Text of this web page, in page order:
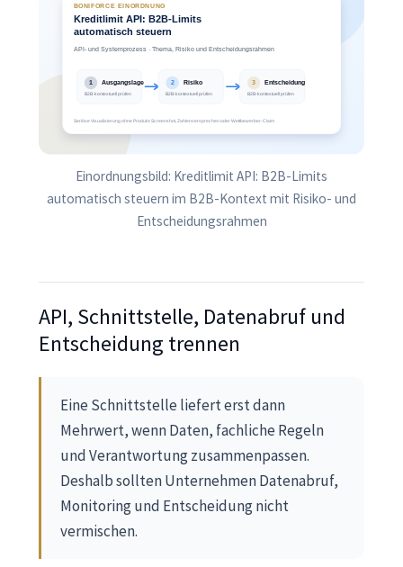
Einordnungsbild: Kreditlimit API: B2B-Limits
automatisch steuern im B2B-Kontext mit Risiko- und
Entscheidungsrahmen
API, Schnittstelle, Datenabruf und
Entscheidung trennen
Eine Schnittstelle liefert erst dann
Mehrwert, wenn Daten, fachliche Regeln
und Verantwortung zusammenpassen.
Deshalb sollten Unternehmen Datenabruf,
Monitoring und Entscheidung nicht
vermischen.